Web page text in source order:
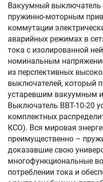
Вакуумный выключатель
пружинно-моторным
коммутации
аварийных режимах в
тока с изолированной
номинальным
из перспективных
выключателей, который
устаревшим вакуумным
Выключатель ВВТ-10-20
комплектных
КСО). Вся мировая
преимущественно –
доказавшие свою
многофункциональные
потреблении тока и